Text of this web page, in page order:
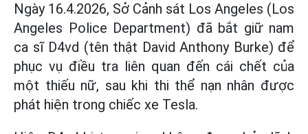
Ngày 16.4.2026, Sở Cảnh sát Los Angeles (Los
Angeles Police Department) đã bắt giữ nam
ca sĩ D4vd (tên thật David Anthony Burke) để
phục vụ điều tra liên quan đến cái chết của
một thiếu nữ, sau khi thi thể nạn nhân được
phát hiện trong chiếc xe Tesla.